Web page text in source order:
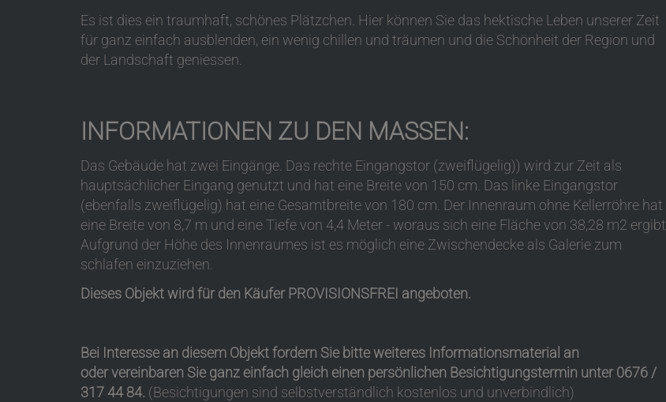
Es ist dies ein traumhaft, schönes Plätzchen. Hier können Sie das hektische Leben unserer Zeit
für ganz einfach ausblenden, ein wenig chillen und träumen und die Schönheit der Region und
der Landschaft geniessen.
INFORMATIONEN ZU DEN MASSEN:
Das Gebäude hat zwei Eingänge. Das rechte Eingangstor (zweiflügelig)) wird zur Zeit als
hauptsächlicher Eingang genutzt und hat eine Breite von 150 cm. Das linke Eingangstor
(ebenfalls zweiflügelig) hat eine Gesamtbreite von 180 cm. Der Innenraum ohne Kellerröhre hat
eine Breite von 8,7 m und eine Tiefe von 4,4 Meter - woraus sich eine Fläche von 38,28 m2 ergibt.
Aufgrund der Höhe des Innenraumes ist es möglich eine Zwischendecke als Galerie zum
schlafen einzuziehen.
Dieses Objekt wird für den Käufer PROVISIONSFREI angeboten.
Bei Interesse an diesem Objekt fordern Sie bitte weiteres Informationsmaterial an
oder vereinbaren Sie ganz einfach gleich einen persönlichen Besichtigungstermin unter 0676 /
317 44 84. (Besichtigungen sind selbstverständlich kostenlos und unverbindlich)